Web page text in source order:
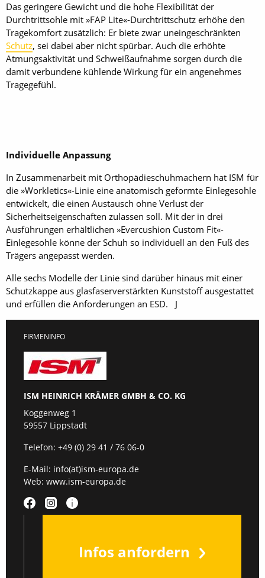
Das geringere Gewicht und die hohe Flexibilität der
Durchtrittsohle mit »FAP Lite«-Durchtrittschutz erhöhe den
Tragekomfort zusätzlich: Er biete zwar uneingeschränkten
Schutz, sei dabei aber nicht spürbar. Auch die erhöhte
Atmungsaktivität und Schweißaufnahme sorgen durch die
damit verbundene kühlende Wirkung für ein angenehmes
Tragegefühl.
Individuelle Anpassung
In Zusammenarbeit mit Orthopädieschuhmachern hat ISM für
die »Workletics«-Linie eine anatomisch geformte Einlegesohle
entwickelt, die einen Austausch ohne Verlust der
Sicherheitseigenschaften zulassen soll. Mit der in drei
Ausführungen erhältlichen »Evercushion Custom Fit«-
Einlegesohle könne der Schuh so individuell an den Fuß des
Trägers angepasst werden.
Alle sechs Modelle der Linie sind darüber hinaus mit einer
Schutzkappe aus glasfaserverstärkten Kunststoff ausgestattet
und erfüllen die Anforderungen an ESD. J
FIRMENINFO
ISM HEINRICH KRÄMER GMBH & CO. KG
Koggenweg 1
59557 Lippstadt
Telefon: +49 (0) 29 41 / 76 06-0
E-Mail: info(at)ism-europa.de
Web: www.ism-europa.de
Infos anfordern